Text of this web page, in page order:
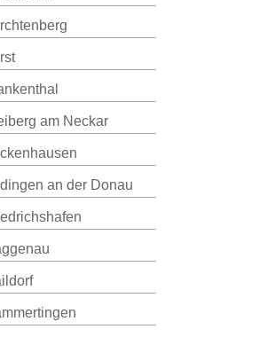
am Neckar
an der Donau